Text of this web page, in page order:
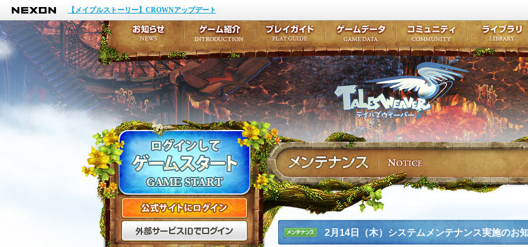
NEXON
【メイプルストーリー】CROWNアップデート
テイルズ
公式サイトにログイン
外部サービスIDでログイン
メンテナ
2月14日（木）システムメンテナンス実施のお
お知らせ
イベント
アップデート
メンテナンス
ゲーム紹介
ここだけは知っておこうプレイガイド
ワープポイント
ゲームデータ
ルーンスキル
コミュニティ
コミュニテ